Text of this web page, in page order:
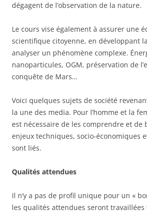
dégagent de l’observation de la nature.
Le cours vise également à assurer une
scientifique citoyenne, en développant
analyser un phénomène complexe.
nanoparticules, OGM, préservation de
conquête de Mars…
Voici quelques sujets de société
la une des media. Pour l’homme et la
est nécessaire de les comprendre et de
enjeux techniques, socio-économiques
sont liés.
Qualités attendues
Il n’y a pas de profil unique pour un «
les qualités attendues seront